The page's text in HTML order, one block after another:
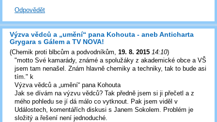
Odpovědět
Výzva vědců a „umění“ pana Kohouta - aneb Anticharta
Grygara s Gálem a TV NOVA!
(Chemik proti blbcům a podvodníkům 19. 8. 2015 14:10)
"motto Své kamarády, známé a spolužáky z akademické obce a VŠ
jsem tam nenašel. Znám hlavně chemiky a techniky, tak to bude asi
tím." k
Výzva vědců a „umění“ pana Kohouta
Jak se dívám na výzvu vědců? Tak předně jsem si ji přečetl a z
mého pohledu se jí dá málo co vytknout. Pak jsem viděl v
Událostech, komentářích diskusi s Janem Sokolem. Problém je
složitý a řešení není jednoduché.